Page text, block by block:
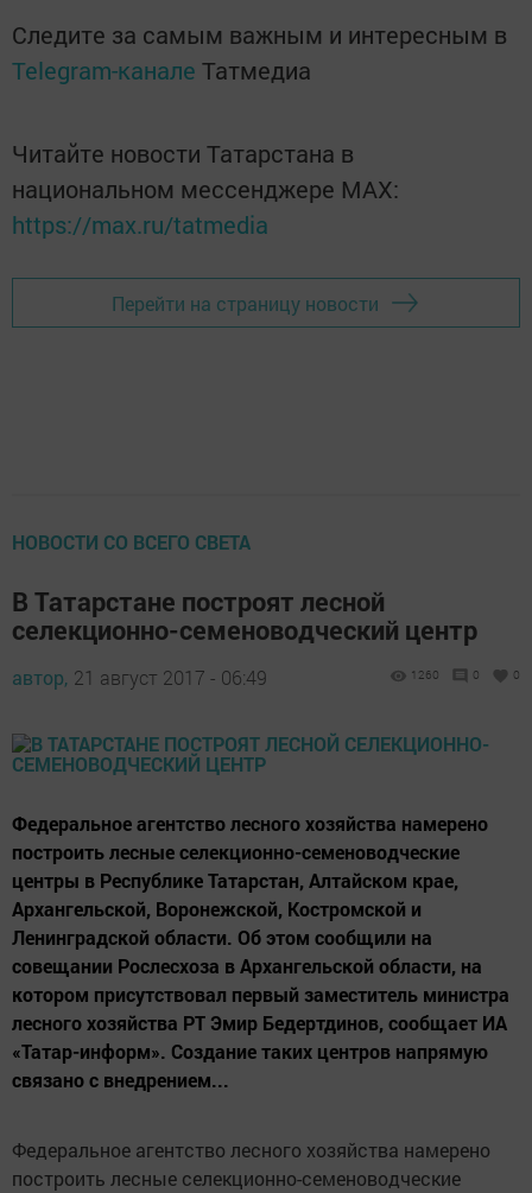
Следите за самым важным и интересным в
Telegram-канале Татмедиа
Читайте новости Татарстана в
национальном мессенджере MАХ:
https://max.ru/tatmedia
Перейти на страницу новости
НОВОСТИ СО ВСЕГО СВЕТА
В Татарстане построят лесной
селекционно-семеноводческий центр
автор, 21 август 2017 - 06:49 1260 0 0
Федеральное агентство лесного хозяйства намерено
построить лесные селекционно-семеноводческие
центры в Республике Татарстан, Алтайском крае,
Архангельской, Воронежской, Костромской и
Ленинградской области. Об этом сообщили на
совещании Рослесхоза в Архангельской области, на
котором присутствовал первый заместитель министра
лесного хозяйства РТ Эмир Бедертдинов, сообщает ИА
«Татар-информ». Создание таких центров напрямую
связано с внедрением...
Федеральное агентство лесного хозяйства намерено
построить лесные селекционно-семеноводческие